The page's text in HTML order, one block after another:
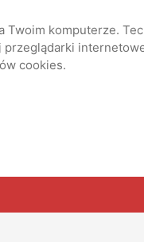
komputerze.
cookies.